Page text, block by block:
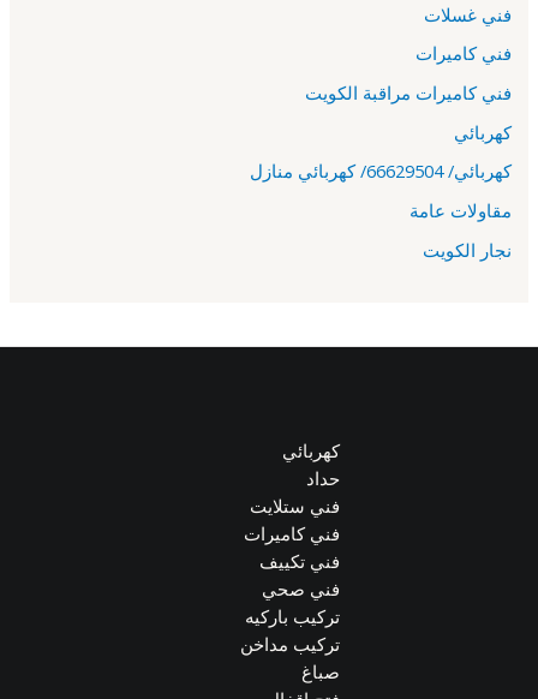
فني غسلات
فني كاميرات
فني كاميرات مراقبة الكويت
كهربائي
كهربائي/ 66629504/ كهربائي منازل
مقاولات عامة
نجار الكويت
كهربائي
حداد
فني ستلايت
فني كاميرات
فني تكييف
فني صحي
تركيب باركيه
تركيب مداخن
صباغ